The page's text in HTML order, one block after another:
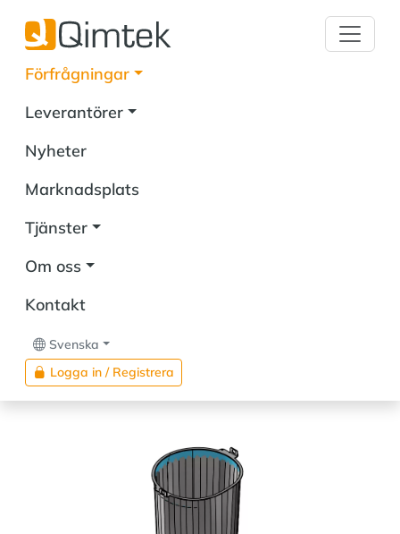
Förfrågningar
Leverantörer
Nyheter
Marknadsplats
Tjänster
Om oss
Kontakt
Svenska
Logga in / Registrera